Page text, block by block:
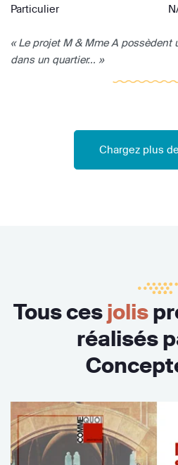
Particulier
« Le projet M & Mme A possèdent
dans un quartier... »
Chargez plus
Tous cesjolis
réalisés